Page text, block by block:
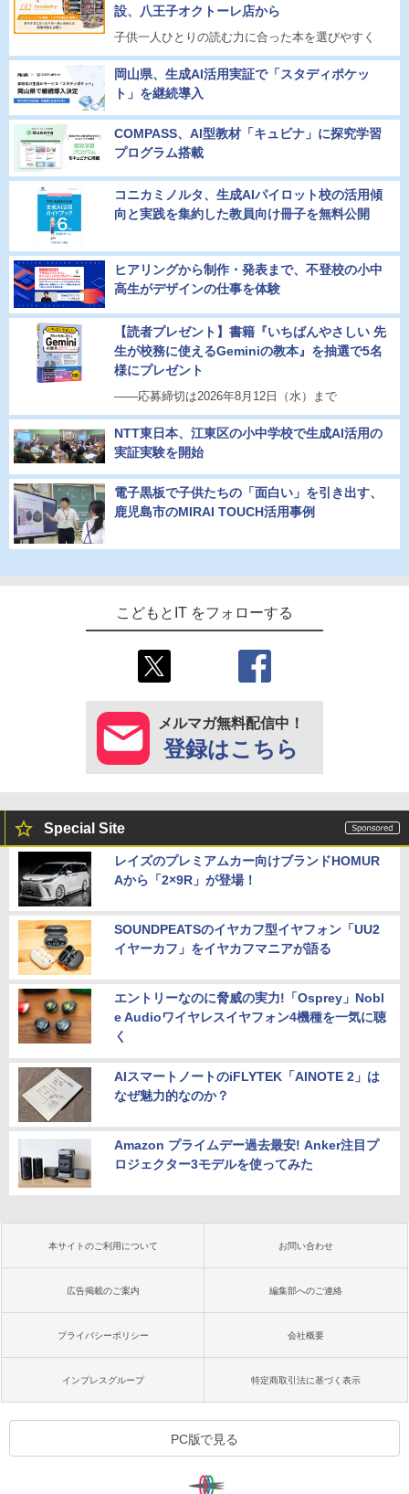
設、八王子オクトーレ店から
子供一人ひとりの読む力に合った本を選びやすく
岡山県、生成AI活用実証で「スタディポケッ
ト」を継続導入
COMPASS、AI型教材「キュビナ」に探究学習
プログラム搭載
コニカミノルタ、生成AIパイロット校の活用傾
向と実践を集約した教員向け冊子を無料公開
ヒアリングから制作・発表まで、不登校の小中
高生がデザインの仕事を体験
【読者プレゼント】書籍『いちばんやさしい 先
生が校務に使えるGeminiの教本』を抽選で5名
様にプレゼント
――応募締切は2026年8月12日（水）まで
NTT東日本、江東区の小中学校で生成AI活用の
実証実験を開始
電子黒板で子供たちの「面白い」を引き出す、
鹿児島市のMIRAI TOUCH活用事例
こどもとIT をフォローする
メルマガ無料配信中！
登録はこちら
Special Site
レイズのプレミアムカー向けブランドHOMUR
Aから「2×9R」が登場！
SOUNDPEATSのイヤカフ型イヤフォン「UU2
イヤーカフ」をイヤカフマニアが語る
エントリーなのに脅威の実力!「Osprey」Nobl
e Audioワイヤレスイヤフォン4機種を一気に聴
く
AIスマートノートのiFLYTEK「AINOTE 2」は
なぜ魅力的なのか？
Amazon プライムデー過去最安! Anker注目プ
ロジェクター3モデルを使ってみた
本サイトのご利用について お問い合わせ
広告掲載のご案内 編集部へのご連絡
プライバシーポリシー 会社概要
インプレスグループ 特定商取引法に基づく表示
PC版で見る